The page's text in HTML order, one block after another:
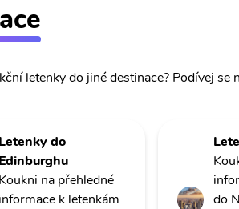
letenky do jiné destinace? Podívej se
Letenky do
Edinburghu
Koukni na přehledné
informace k letenkám
do